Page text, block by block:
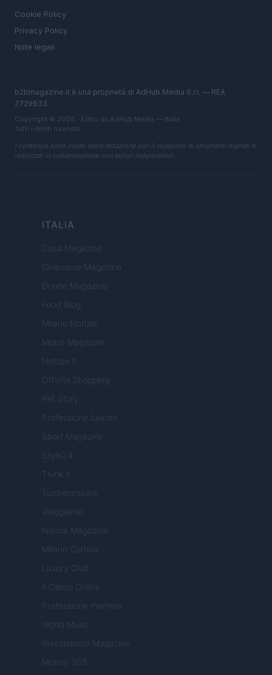
Cookie Policy
Privacy Policy
Note legali
b2bmagazine.it è una proprietà di AdHub Media S.r.l. — REA
2729933
Copyright © 2026 · Edito da AdHub Media — Italia
Tutti i diritti riservati
I contenuti sono curati dalla redazione con il supporto di strumenti digitali e
realizzati in collaborazione con autori indipendenti.
ITALIA
Casa Magazine
Cineverse Magazine
Donne Magazine
Food Blog
Milano Notizie
Motor Magazine
Notizie.it
Offerte Shopping
Pet Story
Professione Lavoro
Sport Magazine
Style24
Think.it
Tuobenessere
Viaggiamo
Nonne Magazine
Milano Cortina
Luxury Club
Il Calcio Online
Professione mamma
World Music
Investimenti Magazine
Money 365